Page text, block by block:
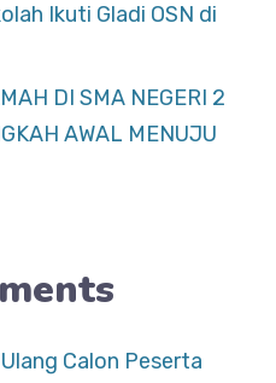
Ikuti Gladi OSN di
DI SMA NEGERI 2
AWAL MENUJU
Calon Peserta